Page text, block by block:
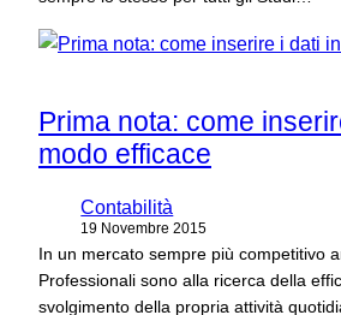
Prima nota: come
modo efficace
Contabilità
19 Novembre 2015
In un mercato sempre più competitivo
Professionali sono alla ricerca della
svolgimento della propria attività